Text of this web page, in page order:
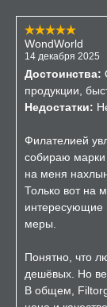
WondWorld
14 декабря 2025
Достоинства:
продукции,
Недостатки:
Филателией
собираю марки
на меня
Только вот на
интересующие
меры.
Понятно, что
дешёвых. Но
В общем, Filtorg